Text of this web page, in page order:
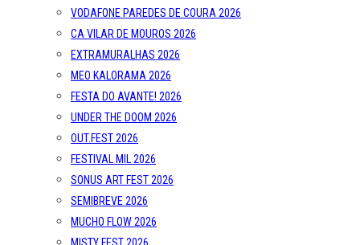
VODAFONE PAREDES DE COURA 2026
CA VILAR DE MOUROS 2026
EXTRAMURALHAS 2026
MEO KALORAMA 2026
FESTA DO AVANTE! 2026
UNDER THE DOOM 2026
OUT.FEST 2026
FESTIVAL MIL 2026
SONUS ART FEST 2026
SEMIBREVE 2026
MUCHO FLOW 2026